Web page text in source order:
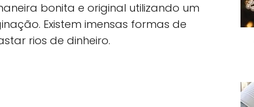
bonita e original utilizando um
Existem imensas formas de
rios de dinheiro.